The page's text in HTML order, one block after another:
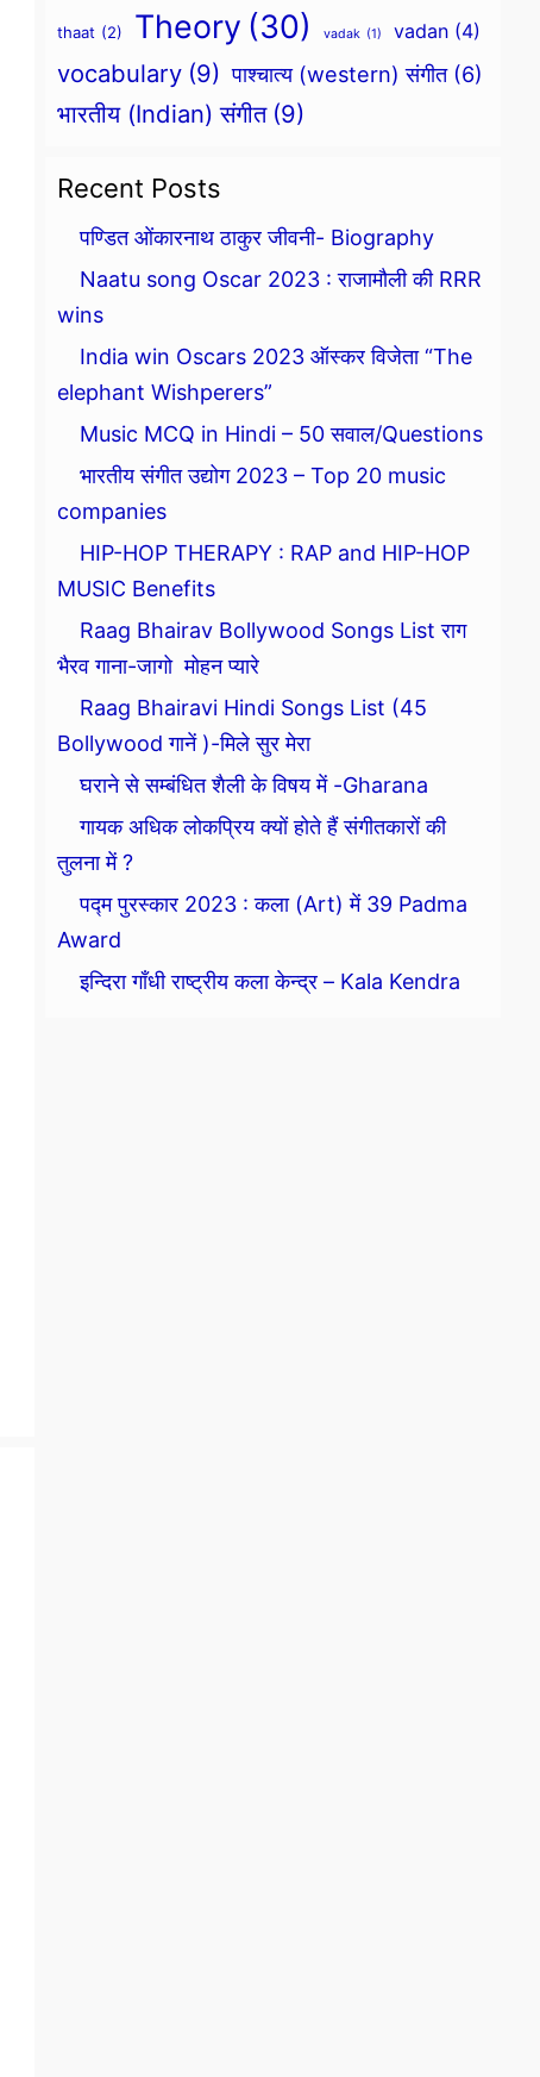
thaat (2) Theory (30) vadak (1) vadan (4)
vocabulary (9) पाश्चात्य (western) संगीत (6)
भारतीय (Indian) संगीत (9)
Recent Posts
पण्डित ओंकारनाथ ठाकुर जीवनी- Biography
Naatu song Oscar 2023 : राजामौली की RRR
wins
India win Oscars 2023 ऑस्कर विजेता “The
elephant Wishperers”
Music MCQ in Hindi – 50 सवाल/Questions
भारतीय संगीत उद्योग 2023 – Top 20 music
companies
HIP-HOP THERAPY : RAP and HIP-HOP
MUSIC Benefits
Raag Bhairav Bollywood Songs List राग
भैरव गाना-जागो मोहन प्यारे
Raag Bhairavi Hindi Songs List (45
Bollywood गानें )-मिले सुर मेरा
घराने से सम्बंधित शैली के विषय में -Gharana
गायक अधिक लोकप्रिय क्यों होते हैं संगीतकारों की
तुलना में ?
पद्म पुरस्कार 2023 : कला (Art) में 39 Padma
Award
इन्दिरा गाँधी राष्ट्रीय कला केन्द्र – Kala Kendra